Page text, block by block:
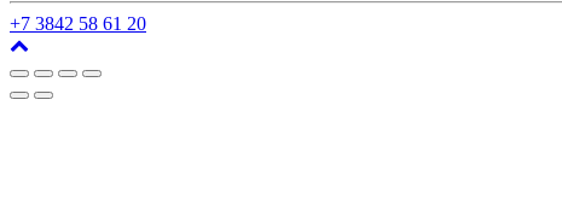
+7 3842 58 61 20